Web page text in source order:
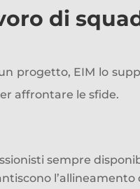
di
progetto, EIM lo
affrontare le sfide.
sempre